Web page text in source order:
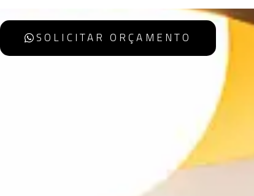
SOLICITAR ORÇAMENTO